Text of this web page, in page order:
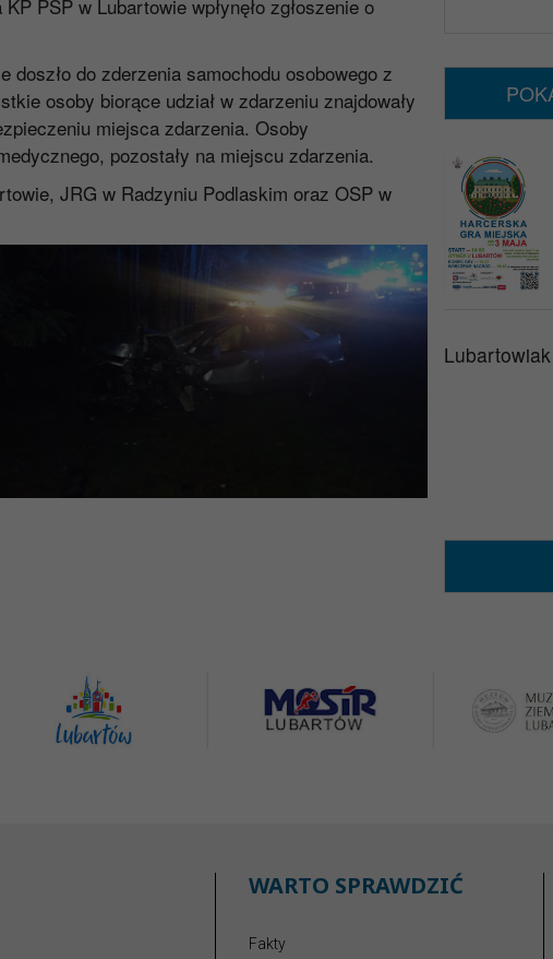
PSP w Lubartowie wpłynęło zgłoszenie o
do zderzenia samochodu osobowego z
osoby biorące udział w zdarzeniu znajdowały
miejsca zdarzenia. Osoby
pozostały na miejscu zdarzenia.
JRG w Radzyniu Podlaskim oraz OSP w
WARTO SPRAWDZIĆ
Fakty